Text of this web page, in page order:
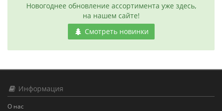
Новогоднее обновление ассортимента уже здесь,
на нашем сайте!
Смотреть новинки
Информация
О нас